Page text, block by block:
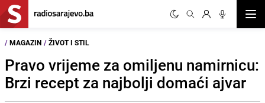
/ MAGAZIN / ŽIVOT I STIL
Pravo vrijeme za omiljenu namirnicu:
Brzi recept za najbolji domaći ajvar